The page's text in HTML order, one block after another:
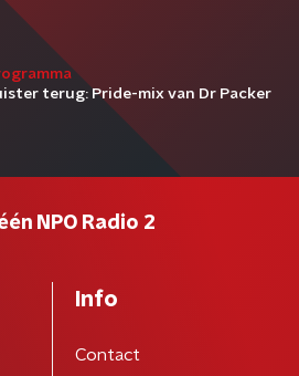
terug: Pride-mix van Dr Packer
NPO Radio 2
Info
Contact